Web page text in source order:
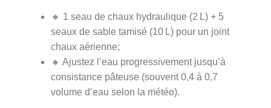
🔸 1 seau de chaux hydraulique (2 L) + 5
seaux de sable tamisé (10 L) pour un joint
chaux aérienne;
🔸 Ajustez l’eau progressivement jusqu’à
consistance pâteuse (souvent 0,4 à 0,7
volume d’eau selon la météo).